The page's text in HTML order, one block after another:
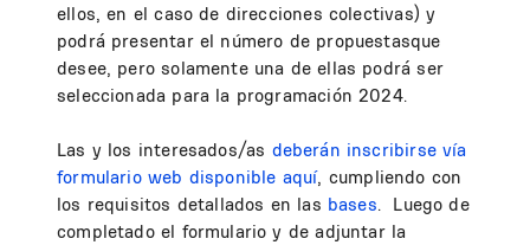
ellos, en el caso de direcciones colectivas) y
podrá presentar el número de propuestasque
desee, pero solamente una de ellas podrá ser
seleccionada para la programación 2024.
Las y los interesados/as deberán inscribirse vía
formulario web disponible aquí, cumpliendo con
los requisitos detallados en las bases. Luego de
completado el formulario y de adjuntar la